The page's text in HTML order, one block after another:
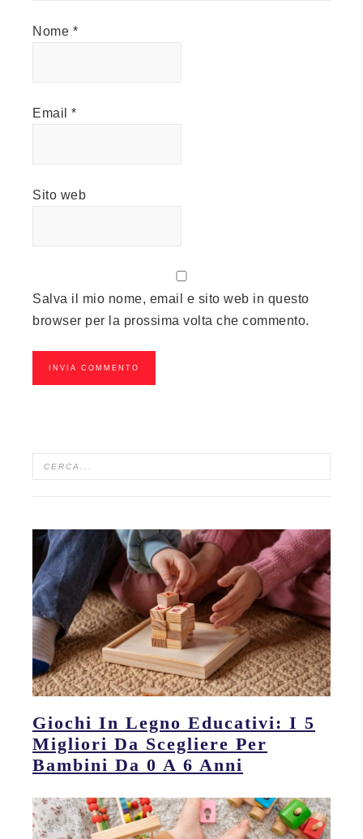
Nome *
Email *
Sito web
Salva il mio nome, email e sito web in questo
browser per la prossima volta che commento.
Giochi In Legno Educativi: I 5
Migliori Da Scegliere Per
Bambini Da 0 A 6 Anni